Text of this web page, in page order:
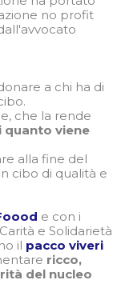
no profit
a chi ha di
che la rende
quanto viene
alla fine del
cibo di qualità e
e con i
e Solidarietà
il pacco viveri
ricco,
del nucleo